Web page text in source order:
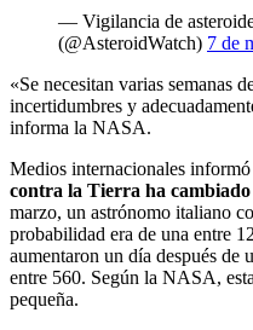
— Vigilancia de
(@AsteroidWatch) 7 de
«Se necesitan varias semanas
incertidumbres y
informa la NASA.
Medios internacionales
contra la Tierra ha
marzo, un astrónomo italiano
probabilidad era de una entre
aumentaron un día después de
entre 560. Según la NASA,
pequeña.